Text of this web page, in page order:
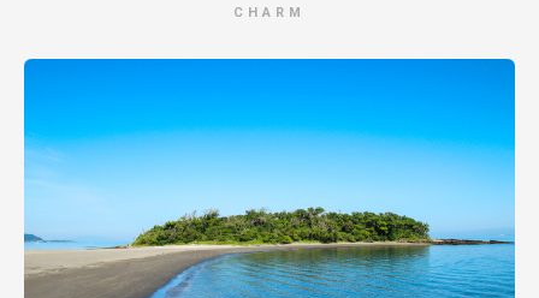
付書」について、年末期間中は発行に2週間から3週間ほど
お時間をいただく場合がありますのでご了承ください。
○お礼品の発送について
年末年始期間（12月29日から1月3日）は、お礼品の発送
を休止します。この期間にお申込みいただいたお礼品は1
月8日以降順次発送いたします。
CHARM